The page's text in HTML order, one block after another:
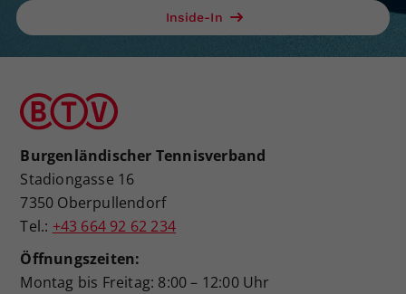
Inside-In
Burgenländischer Tennisverband
Stadiongasse 16
7350 Oberpullendorf
Tel.: +43 664 92 62 234
Öffnungszeiten:
Montag bis Freitag: 8:00 – 12:00 Uhr